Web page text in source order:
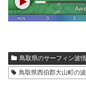
鳥取県のサーフィン波
鳥取県西伯郡大山町の